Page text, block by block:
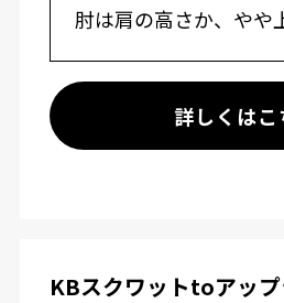
肘は肩の高さか、やや
詳しくはこ
KBスクワットtoアッ